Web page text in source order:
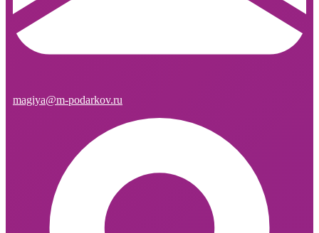
magiya@m-podarkov.ru